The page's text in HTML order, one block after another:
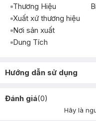
Thương Hiệu
Xuất xứ thương hiệu
Nơi sản xuất
Dung Tích
Hướng dẫn sử dụng
Đánh giá(0)
Hãy là